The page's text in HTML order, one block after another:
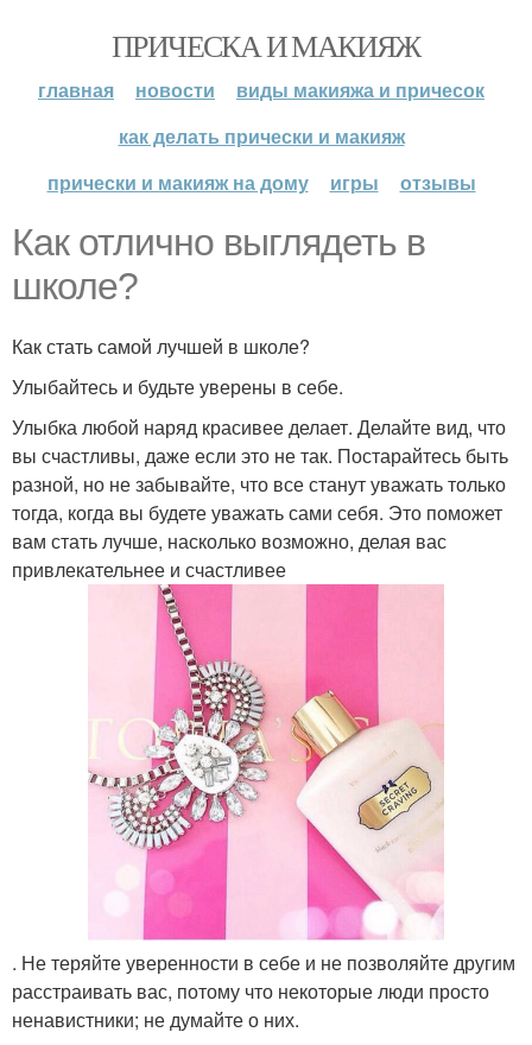
ПРИЧЕСКА И МАКИЯЖ
главная новости
виды макияжа и причесок
как делать прически и макияж
прически и макияж на дому
игры отзывы
Как отлично выглядеть в
школе?
Как стать самой лучшей в школе?
Улыбайтесь и будьте уверены в себе.
Улыбка любой наряд красивее делает. Делайте вид, что
вы счастливы, даже если это не так. Постарайтесь быть
разной, но не забывайте, что все станут уважать только
тогда, когда вы будете уважать сами себя. Это поможет
вам стать лучше, насколько возможно, делая вас
привлекательнее и счастливее
. Не теряйте уверенности в себе и не позволяйте другим
расстраивать вас, потому что некоторые люди просто
ненавистники; не думайте о них.